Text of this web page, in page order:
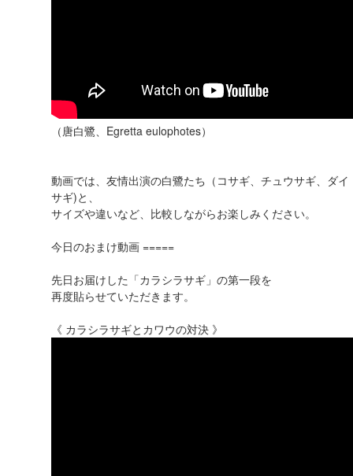
（唐白鷺、Egretta eulophotes）
動画では、友情出演の白鷺たち（コサギ、チュウサギ、ダイ
サギ)と、
サイズや違いなど、比較しながらお楽しみください。
今日のおまけ動画 =====
先日お届けした「カラシラサギ」の第一段を
再度貼らせていただきます。
《 カラシラサギとカワウの対決 》